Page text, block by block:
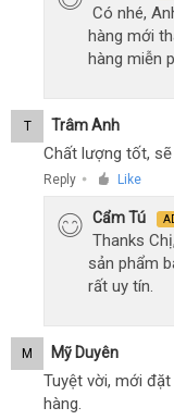
Có nhé,
hàng mới
hàng miễn
T Trâm Anh
Chất lượng tốt,
Reply ● Like
Cẩm Tú
Thanks
sản phẩm
rất uy tín.
M Mỹ Duyên
Tuyệt vời, mới
hàng.